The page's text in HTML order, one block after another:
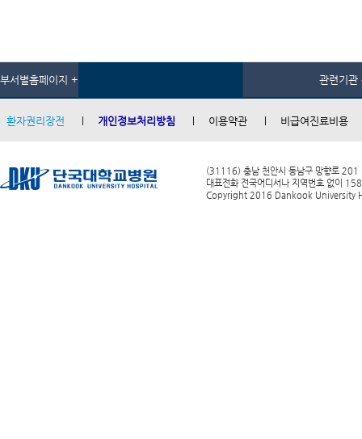
부서별홈페이지 + 관련기관
환자권리장전 개인정보처리방침 이용약관 비급여진료비용
(31116) 충남 천안시 동남구 망향로 201
대표전화 전국어디서나 지역번호 없이
Copyright 2016 Dankook University